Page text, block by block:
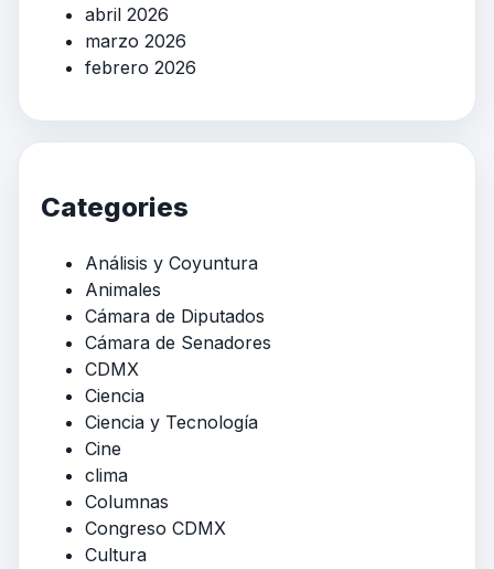
abril 2026
marzo 2026
febrero 2026
Categories
Análisis y Coyuntura
Animales
Cámara de Diputados
Cámara de Senadores
CDMX
Ciencia
Ciencia y Tecnología
Cine
clima
Columnas
Congreso CDMX
Cultura